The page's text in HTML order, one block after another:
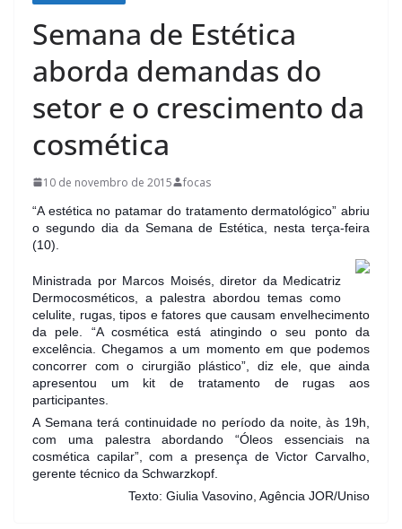
Semana de Estética
aborda demandas do
setor e o crescimento da
cosmética
10 de novembro de 2015 focas
“A estética no patamar do tratamento dermatológico” abriu
o segundo dia da Semana de Estética, nesta terça-feira
(10).
Ministrada por Marcos Moisés, diretor da Medicatriz
Dermocosméticos, a palestra abordou temas como
celulite, rugas, tipos e fatores que causam envelhecimento
da pele. “A cosmética está atingindo o seu ponto da
excelência. Chegamos a um momento em que podemos
concorrer com o cirurgião plástico”, diz ele, que ainda
apresentou um kit de tratamento de rugas aos
participantes.
A Semana terá continuidade no período da noite, às 19h,
com uma palestra abordando “Óleos essenciais na
cosmética capilar”, com a presença de Victor Carvalho,
gerente técnico da Schwarzkopf.
Texto: Giulia Vasovino, Agência JOR/Uniso